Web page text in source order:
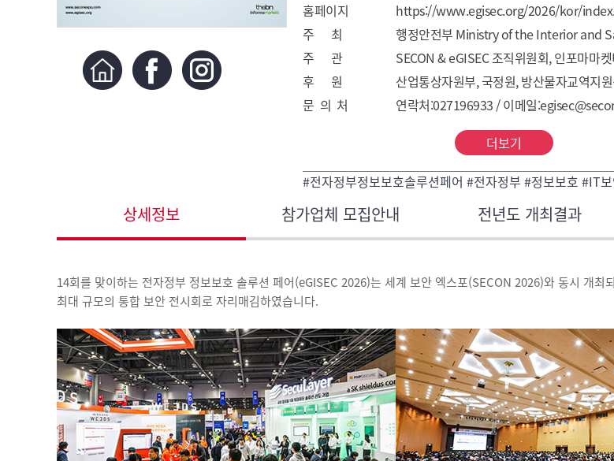
백업·복구
AI보안
영상보안
스마트도시보안
산업보안/OT보안
출입통제
홈랜드 시큐리티
홈페이지
https://www.egisec.org/2026/kor/
주 최
행정안전부 Ministry of the Interior and
주 관
후 원
문 의 처
연락처:027196933 / 이메일
더보기
#전자정부정보보호솔루션페어 #전자정부 #정보보호 #IT
상세정보 참가업체 모집안내 전년도 개최결과
14회를 맞이하는 전자정부 정보보호 솔루션 페어(eGISEC 2026)는 세계 보안 엑스포(SECON 2026)와 동시 개
최대 규모의 통합 보안 전시회로 자리매김하였습니다.